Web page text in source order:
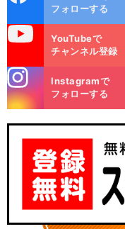
ok
フォローする
YouTubeで
チャンネル登録
m
Instagramで
フォローする